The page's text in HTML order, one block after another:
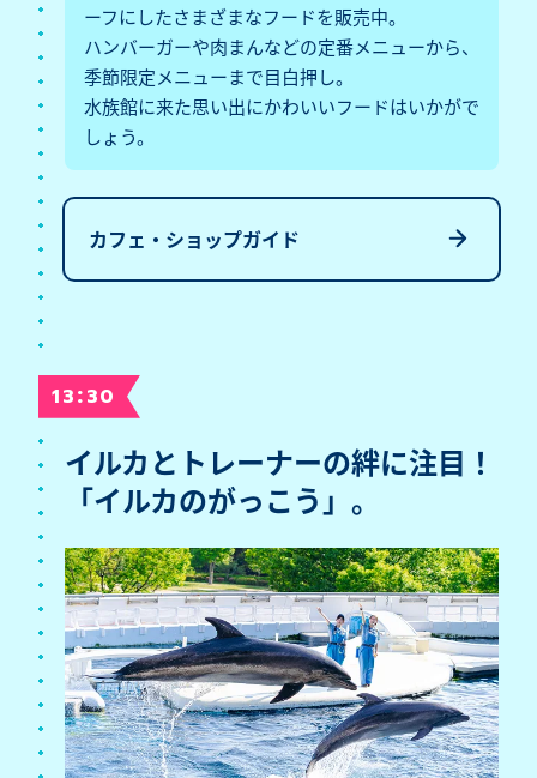
ーフにしたさまざまなフードを販売中。
ハンバーガーや肉まんなどの定番メニューから、
季節限定メニューまで目白押し。
水族館に来た思い出にかわいいフードはいかがで
しょう。
カフェ・ショップガイド
13:30
イルカとトレーナーの絆に注目！
「イルカのがっこう」。